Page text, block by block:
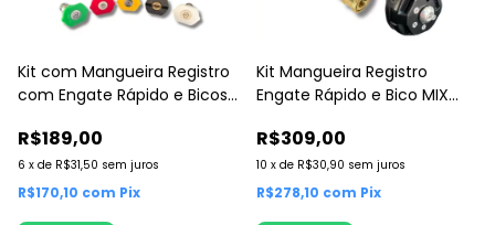
Kit com Mangueira Registro
com Engate Rápido e Bicos
R$189,00
6 x de R$31,50 sem juros
R$170,10 com Pix
Kit Mangueira Registro
Engate Rápido e Bico MIX
R$309,00
10 x de R$30,90 sem juros
R$278,10 com Pix